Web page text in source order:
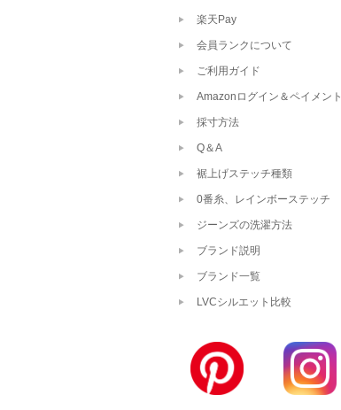
楽天Pay
会員ランクについて
ご利用ガイド
Amazonログイン＆ペイメント
採寸方法
Q＆A
裾上げステッチ種類
0番糸、レインボーステッチ
ジーンズの洗濯方法
ブランド説明
ブランド一覧
LVCシルエット比較